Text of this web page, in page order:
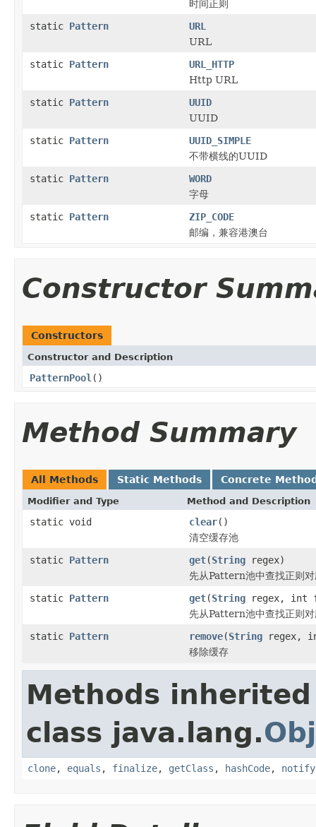
时间正则
static Pattern
URL
URL
static Pattern
URL_HTTP
Http URL
static Pattern
UUID
UUID
static Pattern
UUID_SIMPLE
不带横线的UUID
static Pattern
WORD
字母
static Pattern
ZIP_CODE
邮编，兼容港澳台
Constructor
Constructors
Constructor and Description
PatternPool ()
Method Summary
All Methods Static Methods Concrete
Modifier and Type Method and Description
static void clear()
清空缓存池
static Pattern get(String regex)
先从Pattern池中查找正则
static Pattern get(String regex, int
先从Pattern池中查找正则
static Pattern remove(String regex,
移除缓存
Methods
class java.lang.
clone, equals , finalize, getClass , hashCode, notify